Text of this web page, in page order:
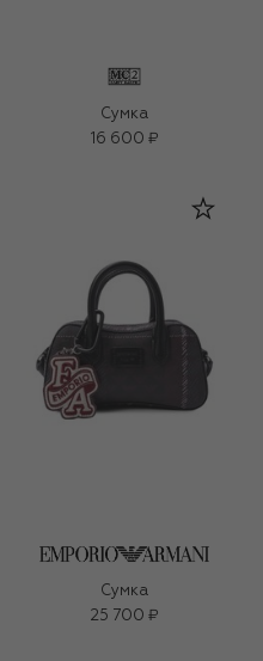
Сумка
16 600 ₽
Сумка
25 700 ₽